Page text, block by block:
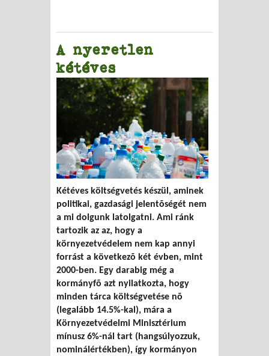
A nyeretlen
kétéves
Kétéves költségvetés készül, aminek
politikai, gazdasági jelentõségét nem
a mi dolgunk latolgatni. Ami ránk
tartozik az az, hogy a
környezetvédelem nem kap annyi
forrást a következõ két évben, mint
2000-ben. Egy darabig még a
kormányfõ azt nyilatkozta, hogy
minden tárca költségvetése nõ
(legalább 14.5%-kal), mára a
Környezetvédelmi Minisztérium
mínusz 6%-nál tart (hangsúlyozzuk,
nominálértékben), így kormányon